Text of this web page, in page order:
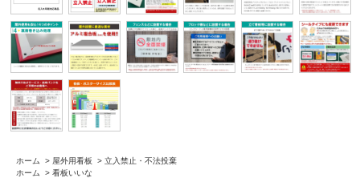
ホーム > 屋外用看板 > 立入禁止・不法投棄
ホーム
> 看板いいな